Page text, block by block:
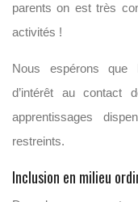
parents on est très
activités !
Nous espérons que
d’intérêt au contact
apprentissages
restreints.
Inclusion en milieu